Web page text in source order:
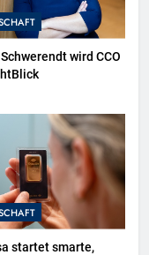
wird CCO
startet smarte,